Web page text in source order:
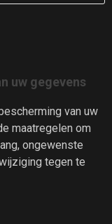
uw gegevens
van uw
maatregelen om
ongewenste
tegen te